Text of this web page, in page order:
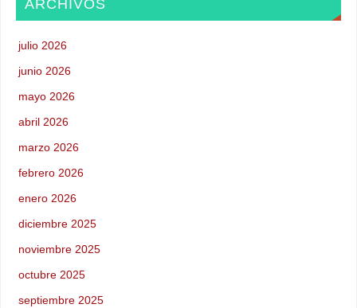
ARCHIVOS
julio 2026
junio 2026
mayo 2026
abril 2026
marzo 2026
febrero 2026
enero 2026
diciembre 2025
noviembre 2025
octubre 2025
septiembre 2025